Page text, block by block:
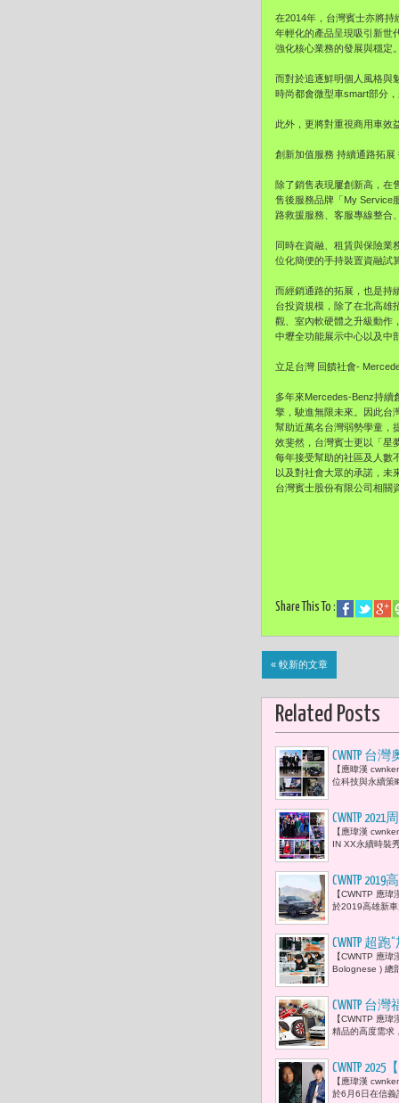
在2014年，台灣賓士亦將
年輕化的產品呈現吸引新世
強化核心業務的發展與穩定
而對於追逐鮮明個人風格與
時尚都會微型車smart部分
此外，更將對重視商用車效
創新加值服務 持續通路拓
除了銷售表現屢創新高，在
售後服務品牌「My Service
路救援服務、客服專線整合
同時在資融、租賃與保險業
位化簡便的手持裝置資融試
而經銷通路的拓展，也是持
台投資規模，除了在北高雄
觀、室內軟硬體之升級動作
中壢全功能展示中心以及中
立足台灣 回饋社會-
多年來Mercedes-Benz持續
擎，駛進無限未來。因此台
幫助近萬名台灣弱勢學童，
效斐然，台灣賓士更以「星
每年接受幫助的社區及人數
以及對社會大眾的承諾，未
台灣賓士股份有限公司相關
Share This To :
« 較新的文章
Related Posts
CWNTP 台
【應暐漢
位科技與永續策
CWNTP
佼、蔡詩
【應瑋漢
IN XX永續時裝
CWNTP
【CWNTP 應
於2019高雄新
CWNTP 超
【CWNTP 應
Bolognese ) 總
CWNTP 台
【CWNTP 應
精品的高度需求
CWNTP
街」變身
【應瑋漢
於6月6日在信義